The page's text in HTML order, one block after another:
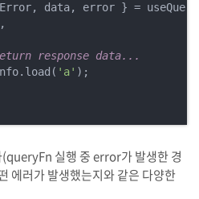
data, error } =
,
response data...
'a' );
실행 중 error가 발생한 경
에러가 발생했는지와 같은 다양한